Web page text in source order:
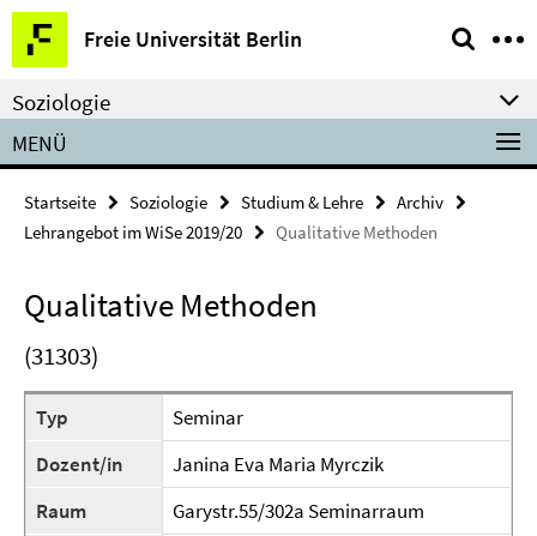
Springe
direkt
zu
Inhalt
Freie Universität Berlin
Service-
Navigation
Soziologie
MENÜ
Startseite Soziologie Studium & Lehre
Archiv
Lehrangebot im WiSe 2019/20
Qualitative Methoden
Qualitative Methoden
(31303)
Typ
Seminar
Dozent/in
Janina Eva Maria Myrczik
Raum
Garystr.55/302a Seminarraum